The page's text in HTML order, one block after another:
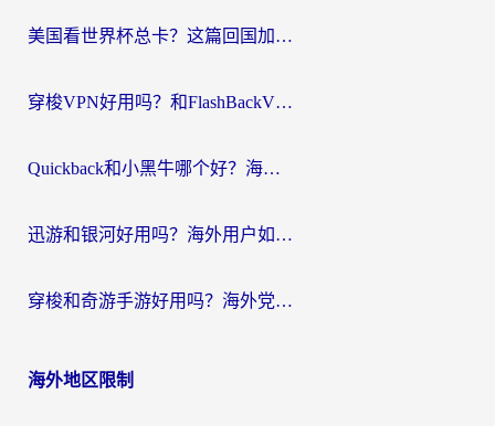
美国看世界杯总卡？这篇回国加速器指南帮你无缝刷国内资源（附苹果手机VPN设置步骤）
穿梭VPN好用吗？和FlashBackVPN对比哪个回国效果更好？
Quickback和小黑牛哪个好？海外党亲测指南，选对回国加速器秒回国内
迅游和银河好用吗？海外用户如何选择回国加速器实现无缝访问国内资源
穿梭和奇游手游好用吗？海外党亲测3款回国加速器，附蜜蜂加速器七天试用攻略
海外地区限制